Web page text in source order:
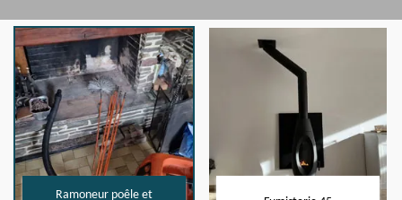
Ramoneur poêle et